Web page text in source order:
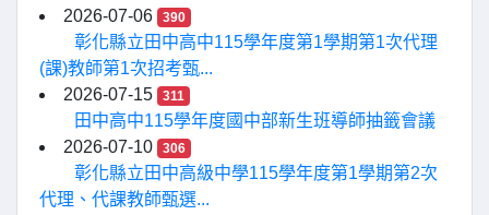
2026-07-06
390
彰化縣立田中高中115學年度第1學期第1次代理
(課)教師第1次招考甄...
2026-07-15
311
田中高中115學年度國中部新生班導師抽籤會議
2026-07-10
306
彰化縣立田中高級中學115學年度第1學期第2次
代理、代課教師甄選...